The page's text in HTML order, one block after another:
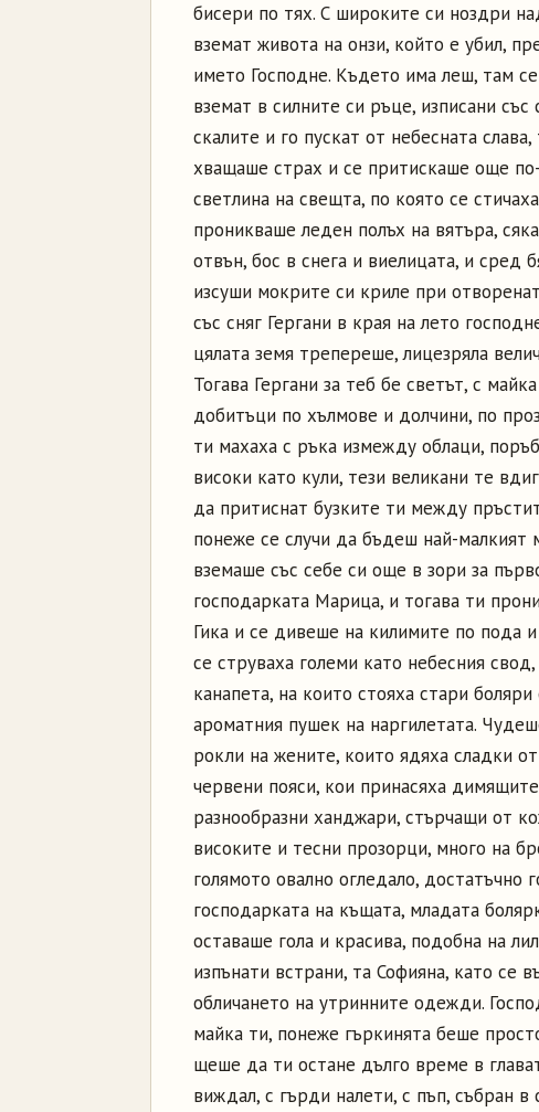
бисери по тях. С широките си ноздри
вземат живота на онзи, който е убил,
името Господне. Където има леш, там се
вземат в силните си ръце, изписани
скалите и го пускат от небесната
хващаше страх и се притискаше още
светлина на свещта, по която се
проникваше леден полъх на вятъра,
отвън, бос в снега и виелицата, и сред
изсуши мокрите си криле при
със сняг Гергани в края на лето
цялата земя трепереше, лицезряла
Тогава Гергани за теб бе светът, с
добитъци по хълмове и долчини, по
ти махаха с ръка измежду облаци,
високи като кули, тези великани те
да притиснат бузките ти между
понеже се случи да бъдеш най-малкият
вземаше със себе си още в зори за
господарката Марица, и тогава ти
Гика и се дивеше на килимите по пода
се струваха големи като небесния
канапета, на които стояха стари
ароматния пушек на наргилетата.
рокли на жените, които ядяха сладки
червени пояси, кои принасяха
разнообразни ханджари, стърчащи от
високите и тесни прозорци, много на
голямото овално огледало, достатъчно
господарката на къщата, младата
оставаше гола и красива, подобна на
изпънати встрани, та Софияна, като се
обличането на утринните одежди.
майка ти, понеже гъркинята беше
щеше да ти остане дълго време в
виждал, с гърди налети, с пъп, събран